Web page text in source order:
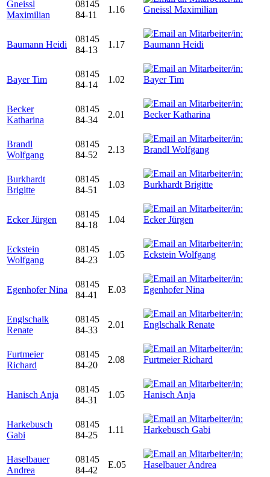
Gneissl
Maximilian
08145
84-11
1.16
Baumann Heidi
08145
84-13
1.17
Bayer Tim
08145
84-14
1.02
Becker
Katharina
08145
84-34
2.01
Brandl
Wolfgang
08145
84-52
2.13
Burkhardt
Brigitte
08145
84-51
1.03
Ecker Jürgen
08145
84-18
1.04
Eckstein
Wolfgang
08145
84-23
1.05
Egenhofer Nina
08145
84-41
E.03
Englschalk
Renate
08145
84-33
2.01
Furtmeier
Richard
08145
84-20
2.08
Hanisch Anja
08145
84-31
1.05
Harkebusch
Gabi
08145
84-25
1.11
Haselbauer
Andrea
08145
84-42
E.05